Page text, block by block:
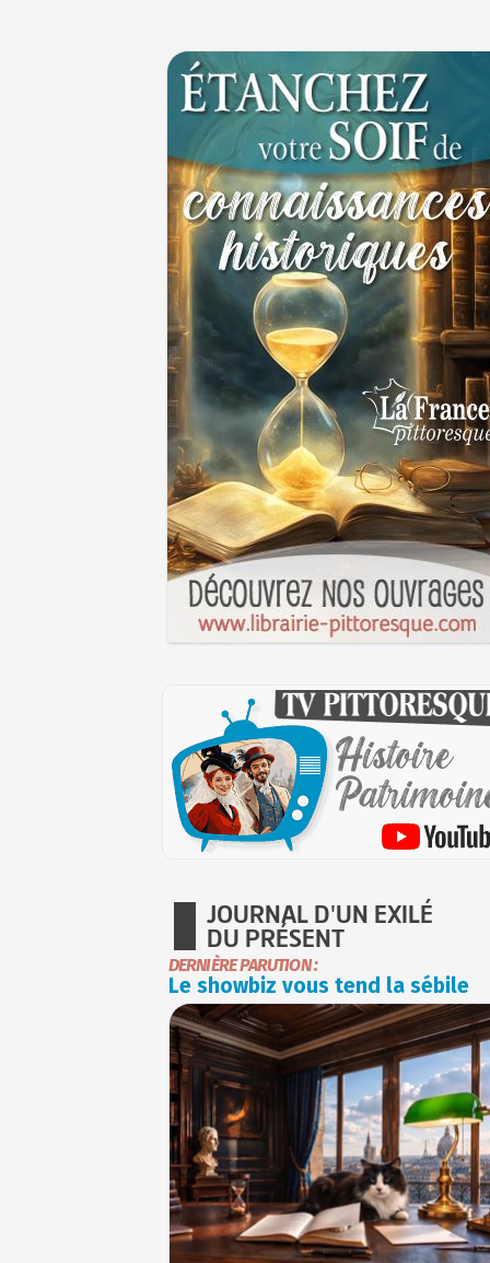
JOURNAL D'UN EXILÉ
DU PRÉSENT
DERNIÈRE PARUTION :
Le showbiz vous tend la sébile